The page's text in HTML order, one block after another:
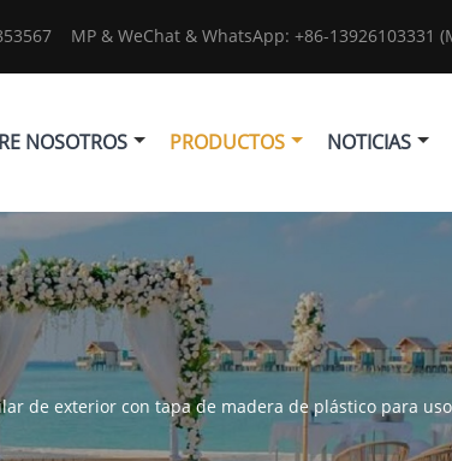
MP & WeChat & WhatsApp: +86-13926103331
NOSOTROS PRODUCTOS NOTICIAS
de exterior con tapa de madera de plástico para